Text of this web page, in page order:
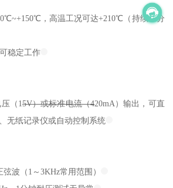
，高温工况可达+210℃（持续30分
稳定工作
（15V）或标准电流（420mA）输出，可直
无纸记录仪或自动控制系统
波（1～3KHz常用范围）